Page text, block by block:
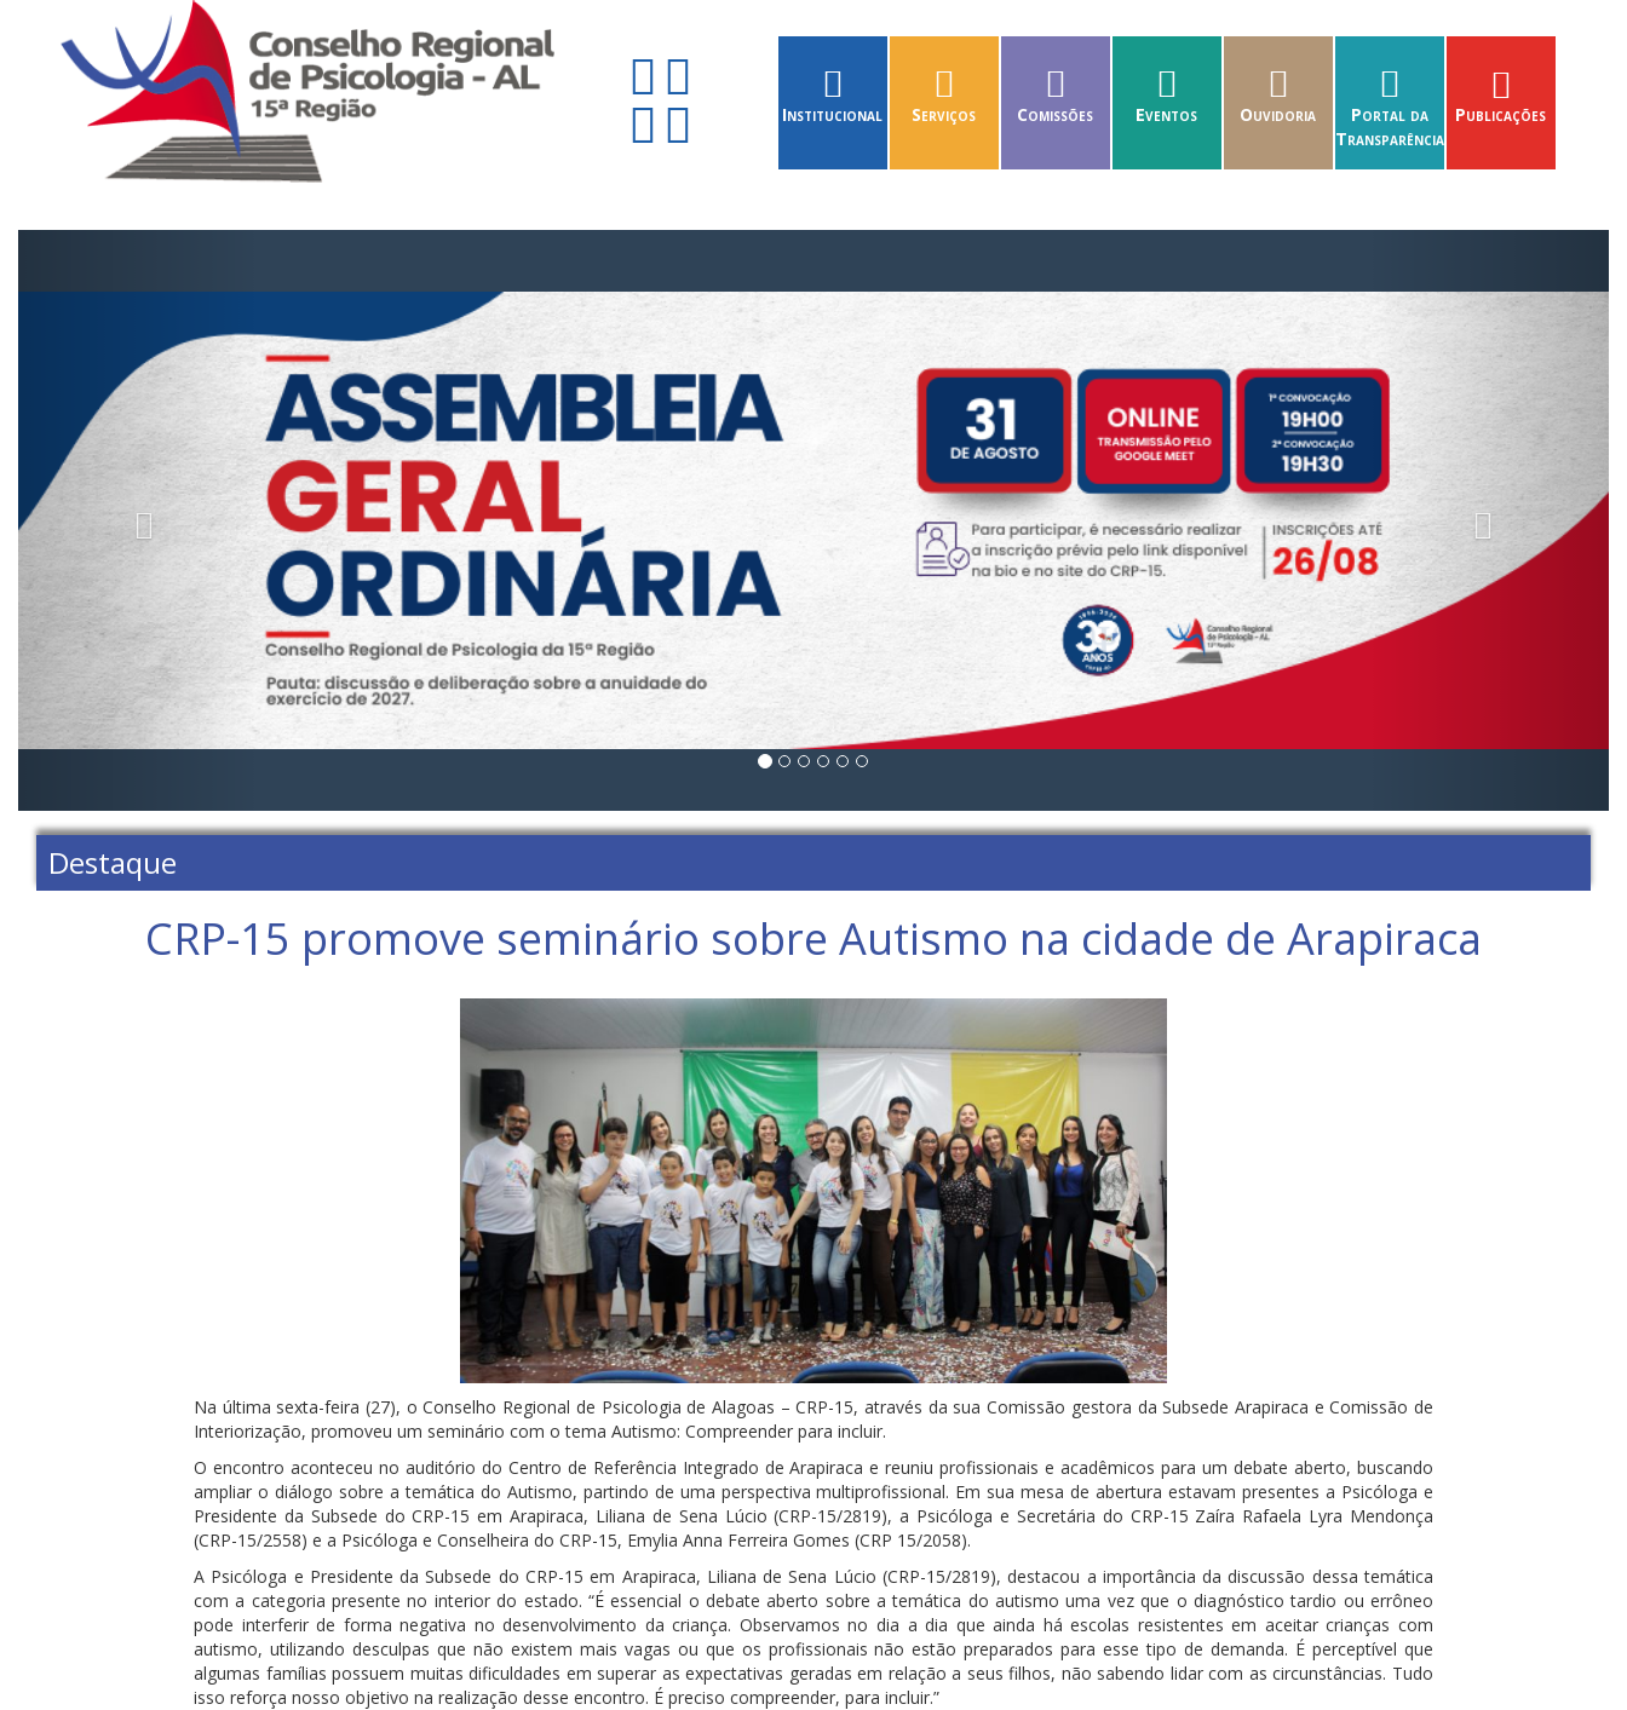
Institucional Serviços Comissões Eventos Ouvidoria
Portal da
Transparência
Publicações
Destaque
CRP-15 promove seminário sobre Autismo na cidade de Arapiraca
Na última sexta-feira (27), o Conselho Regional de Psicologia de Alagoas – CRP-15, através da sua Comissão gestora da Subsede Arapiraca e Comissão de
Interiorização, promoveu um seminário com o tema Autismo: Compreender para incluir.
O encontro aconteceu no auditório do Centro de Referência Integrado de Arapiraca e reuniu profissionais e acadêmicos para um debate aberto, buscando
ampliar o diálogo sobre a temática do Autismo, partindo de uma perspectiva multiprofissional. Em sua mesa de abertura estavam presentes a Psicóloga e
Presidente da Subsede do CRP-15 em Arapiraca, Liliana de Sena Lúcio (CRP-15/2819), a Psicóloga e Secretária do CRP-15 Zaíra Rafaela Lyra Mendonça
(CRP-15/2558) e a Psicóloga e Conselheira do CRP-15, Emylia Anna Ferreira Gomes (CRP 15/2058).
A Psicóloga e Presidente da Subsede do CRP-15 em Arapiraca, Liliana de Sena Lúcio (CRP-15/2819), destacou a importância da discussão dessa temática
com a categoria presente no interior do estado. “É essencial o debate aberto sobre a temática do autismo uma vez que o diagnóstico tardio ou errôneo
pode interferir de forma negativa no desenvolvimento da criança. Observamos no dia a dia que ainda há escolas resistentes em aceitar crianças com
autismo, utilizando desculpas que não existem mais vagas ou que os profissionais não estão preparados para esse tipo de demanda. É perceptível que
algumas famílias possuem muitas dificuldades em superar as expectativas geradas em relação a seus filhos, não sabendo lidar com as circunstâncias. Tudo
isso reforça nosso objetivo na realização desse encontro. É preciso compreender, para incluir.”